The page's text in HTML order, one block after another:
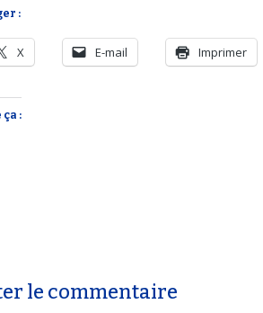
:
X E-mail Imprimer
ça :
le commentaire